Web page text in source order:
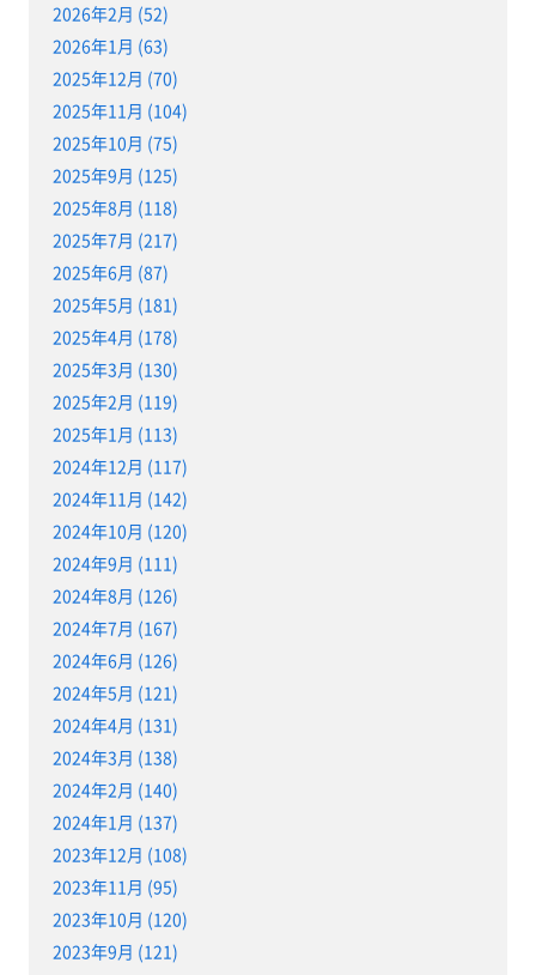
2026年2月 (52)
2026年1月 (63)
2025年12月 (70)
2025年11月 (104)
2025年10月 (75)
2025年9月 (125)
2025年8月 (118)
2025年7月 (217)
2025年6月 (87)
2025年5月 (181)
2025年4月 (178)
2025年3月 (130)
2025年2月 (119)
2025年1月 (113)
2024年12月 (117)
2024年11月 (142)
2024年10月 (120)
2024年9月 (111)
2024年8月 (126)
2024年7月 (167)
2024年6月 (126)
2024年5月 (121)
2024年4月 (131)
2024年3月 (138)
2024年2月 (140)
2024年1月 (137)
2023年12月 (108)
2023年11月 (95)
2023年10月 (120)
2023年9月 (121)